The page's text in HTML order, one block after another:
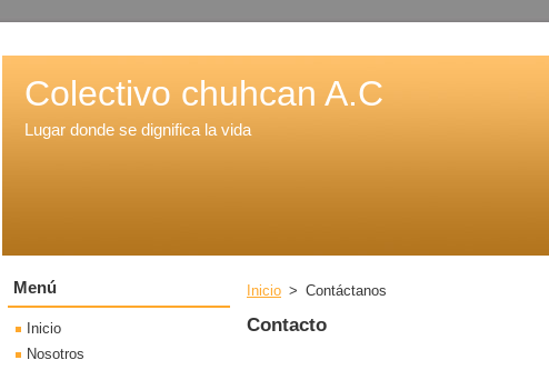
Colectivo chuhcan A.C
Lugar donde se dignifica la vida
Inicio > Contáctanos
Contacto
Menú
Inicio
Nosotros